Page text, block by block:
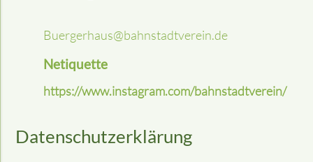
Buergerhaus@bahnstadtverein.de
Netiquette
https://www.instagram.com/bahnstadtverein/
Datenschutzerklärung